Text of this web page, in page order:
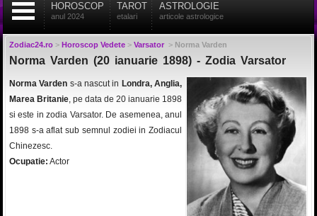
HOROSCOP
anul 2024
TAROT
etalari
ASTROLOGIE
articole astrologice
Zodiac24.ro> Horoscop Vedete> Varsator> Norma Varden
Norma Varden (20 ianuarie 1898) - Zodia Varsator
Norma Varden s-a nascut in Londra, Anglia,
Marea Britanie, pe data de 20 ianuarie 1898
si este in zodia Varsator. De asemenea, anul
1898 s-a aflat sub semnul zodiei in Zodiacul
Chinezesc.
Ocupatie: Actor